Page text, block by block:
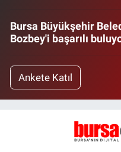
Bursa Büyükşehir
Bozbey'i başarılı
Ankete Katıl